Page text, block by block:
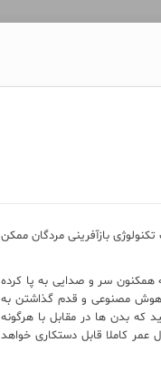
بازآفرینی مردگان ممکن
همکنون سر و صدایی به پا کرده
با هوش مصنوعی و قدم گذاشتن به
بدن ها در مقابل با هرگونه
عمر کاملا قابل دستکاری خواهد